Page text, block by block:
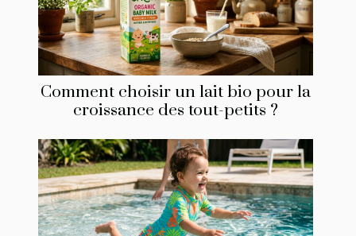
Comment choisir un lait bio pour la
croissance des tout-petits ?